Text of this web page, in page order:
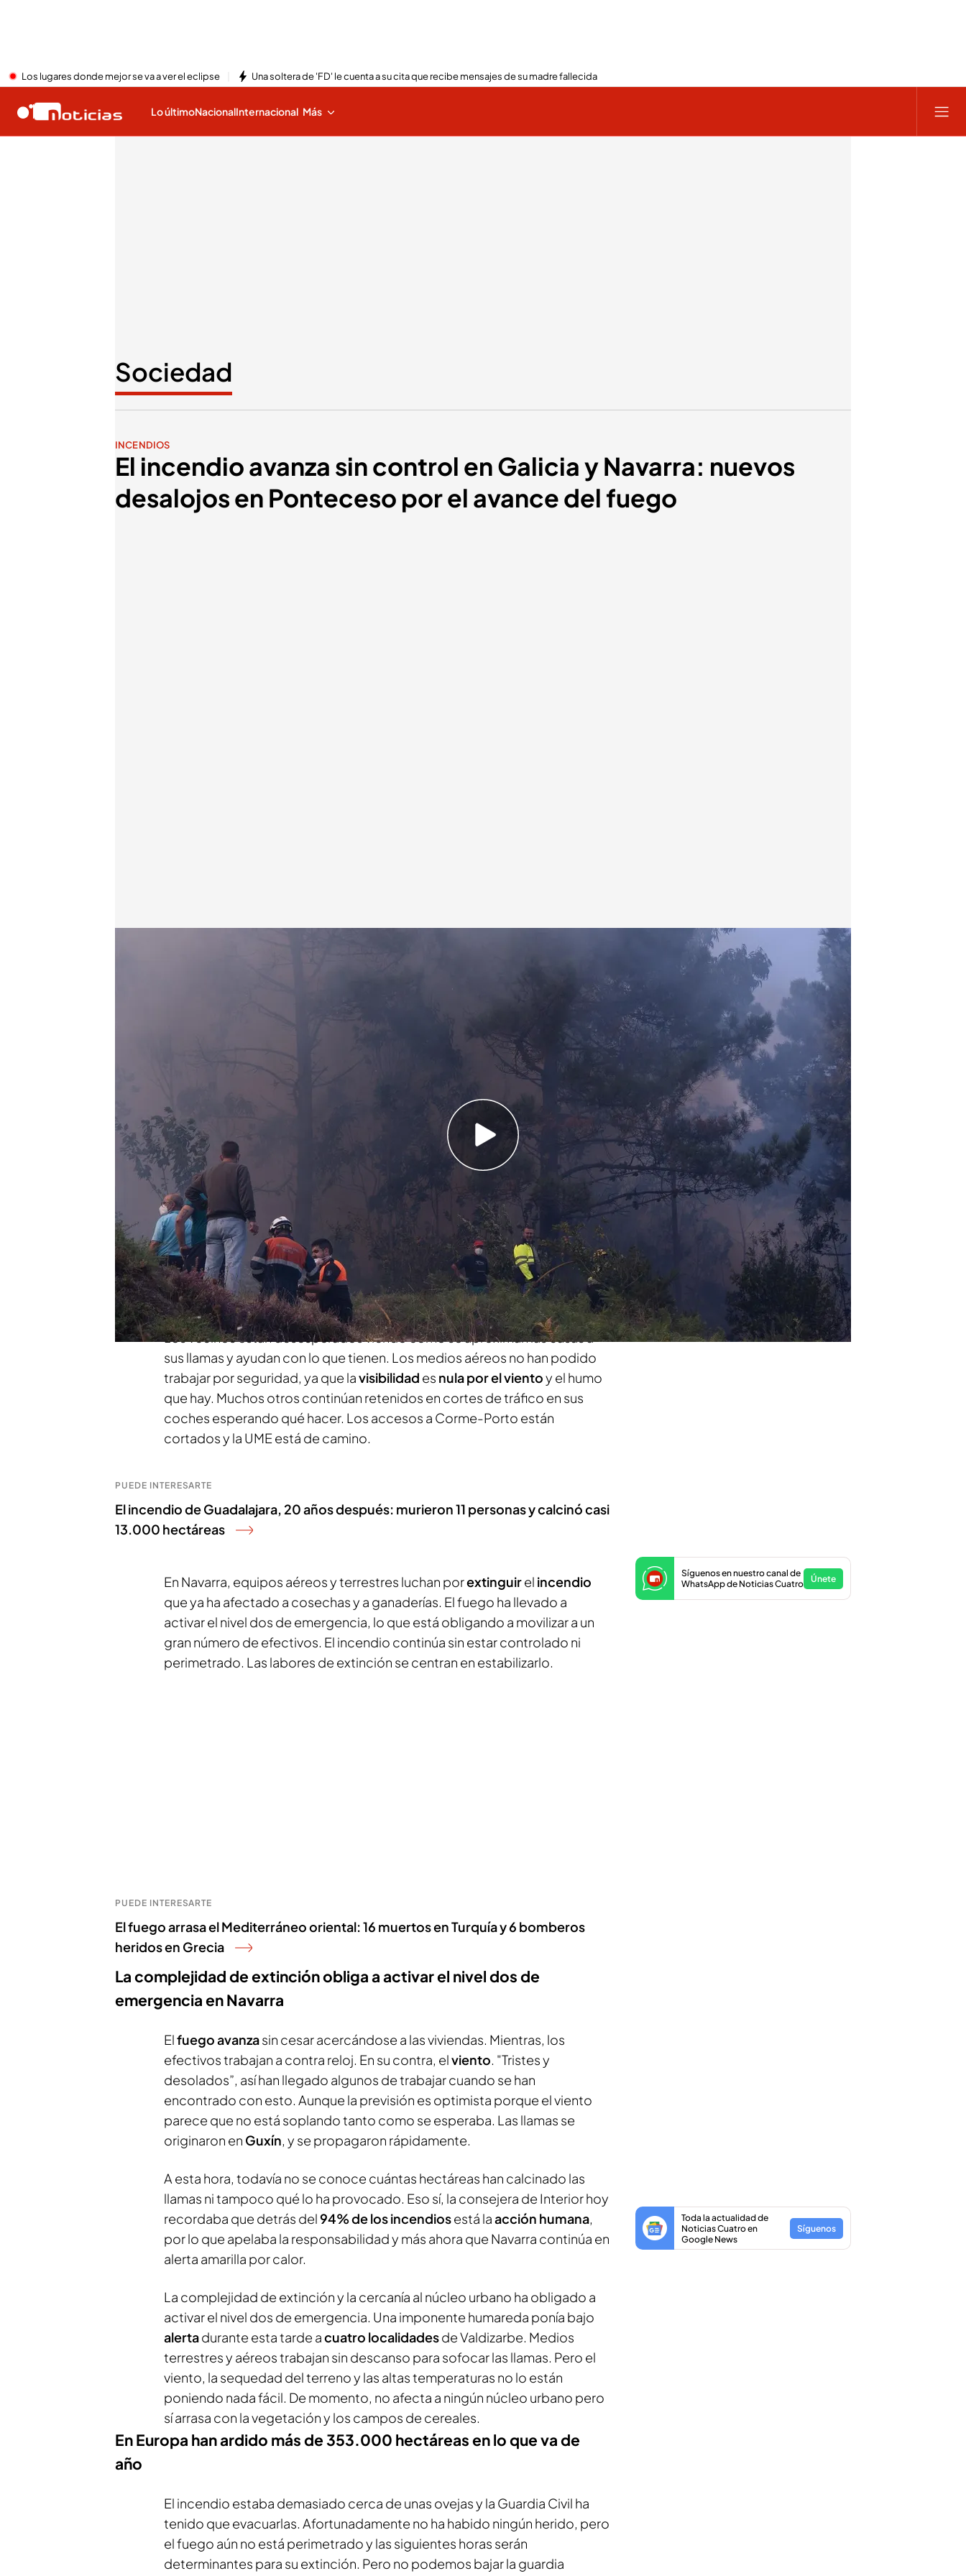
Los lugares donde mejor se va a ver el eclipse Una soltera de 'FD' le cuenta a su cita que recibe mensajes de su madre fallecida
Lo últimoNacionalInternacional Más
Sociedad
INCENDIOS
El incendio avanza sin control en Galicia y Navarra: nuevos
desalojos en Ponteceso por el avance del fuego
El fuego ha llevado a activar el nivel dos de emergencia en Navarra
Alerta en Cataluña por el riesgo extremo de incendios en 45
municipios: las medidas de prevención anunciadas
Compartir
Muy pendientes de dos incendios en Ponteceso , Galicia, y en
Navarra. En Galicia, el alcalde de Ponteceso, José Manuel Mato, ha
calificado la situación de muy peligrosa.
Las fuertes rachas de viento
están impidiendo que actúen los medios aéreos. El fuego ya afecta a más
de 20 hectáreas y han sidodesalojados los vecinos de una aldea,según
informa Adriana Seara y Nerea Larriu.
Los vecinos están desesperados viendo cómo se aproximan las casas a
sus llamas y ayudan con lo que tienen. Los medios aéreos no han podido
trabajar por seguridad, ya que lavisibilidad es nula por el vientoy el humo
que hay. Muchos otros continúan retenidos en cortes de tráfico en sus
coches esperando qué hacer. Los accesos a Corme-Porto están
cortados y la UME está de camino.
PUEDE INTERESARTE
El incendio de Guadalajara, 20 años después: murieron 11 personas y calcinó casi
13.000 hectáreas
En Navarra, equipos aéreos y terrestres luchan porextinguirel incendio
que ya ha afectado a cosechas y a ganaderías. El fuego ha llevado a
activar el nivel dos de emergencia, lo que está obligando a movilizar a un
gran número de efectivos. El incendio continúa sin estar controlado ni
perimetrado. Las labores de extinción se centran en estabilizarlo.
PUEDE INTERESARTE
El fuego arrasa el Mediterráneo oriental: 16 muertos en Turquía y 6 bomberos
heridos en Grecia
La complejidad de extinción obliga a activar el nivel dos de
emergencia en Navarra
Elfuego avanzasin cesar acercándose a las viviendas. Mientras, los
efectivos trabajan a contra reloj. En su contra, elviento. "Tristes y
desolados”, así han llegado algunos de trabajar cuando se han
encontrado con esto. Aunque la previsión es optimista porque el viento
parece que no está soplando tanto como se esperaba. Las llamas se
originaron en Guxín, y se propagaron rápidamente.
Síguenos en nuestro canal de
WhatsApp de Noticias Cuatro
Únete
A esta hora, todavía no se conoce cuántas hectáreas han calcinado las
llamas ni tampoco qué lo ha provocado. Eso sí, la consejera de Interior hoy
recordaba que detrás del94% de los incendiosestá laacción humana,
por lo que apelaba la responsabilidad y más ahora que Navarra continúa en
alerta amarilla por calor.
La complejidad de extinción y la cercanía al núcleo urbano ha obligado a
activar el nivel dos de emergencia. Una imponente humareda ponía bajo
alertadurante esta tarde acuatro localidadesde Valdizarbe. Medios
terrestres y aéreos trabajan sin descanso para sofocar las llamas. Pero el
viento, la sequedad del terreno y las altas temperaturas no lo están
poniendo nada fácil. De momento, no afecta a ningún núcleo urbano pero
sí arrasa con la vegetación y los campos de cereales.
Toda la actualidad de
Noticias Cuatro en
Google News
Síguenos
En Europa han ardido más de 353.000 hectáreas en lo que va de
año
El incendio estaba demasiado cerca de unas ovejas y la Guardia Civil ha
tenido que evacuarlas. Afortunadamente no ha habido ningún herido, pero
el fuego aún no está perimetrado y las siguientes horas serán
determinantes para su extinción. Pero no podemos bajar la guardia